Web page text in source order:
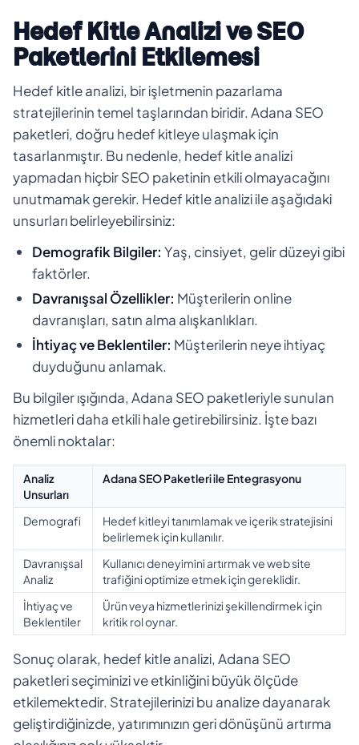
Hedef Kitle Analizi ve SEO
Paketlerini Etkilemesi
Hedef kitle analizi, bir işletmenin pazarlama
stratejilerinin temel taşlarından biridir. Adana SEO
paketleri, doğru hedef kitleye ulaşmak için
tasarlanmıştır. Bu nedenle, hedef kitle analizi
yapmadan hiçbir SEO paketinin etkili olmayacağını
unutmamak gerekir. Hedef kitle analizi ile aşağıdaki
unsurları belirleyebilirsiniz:
Demografik Bilgiler: Yaş, cinsiyet, gelir düzeyi gibi
faktörler.
Davranışsal Özellikler: Müşterilerin online
davranışları, satın alma alışkanlıkları.
İhtiyaç ve Beklentiler: Müşterilerin neye ihtiyaç
duyduğunu anlamak.
Bu bilgiler ışığında, Adana SEO paketleriyle sunulan
hizmetleri daha etkili hale getirebilirsiniz. İşte bazı
önemli noktalar:
Analiz
Unsurları
Adana SEO Paketleri ile Entegrasyonu
Demografi
Hedef kitleyi tanımlamak ve içerik stratejisini
belirlemek için kullanılır.
Davranışsal
Analiz
Kullanıcı deneyimini artırmak ve web site
trafiğini optimize etmek için gereklidir.
İhtiyaç ve
Beklentiler
Ürün veya hizmetlerinizi şekillendirmek için
kritik rol oynar.
Sonuç olarak, hedef kitle analizi, Adana SEO
paketleri seçiminizi ve etkinliğini büyük ölçüde
etkilemektedir. Stratejilerinizi bu analize dayanarak
geliştirdiğinizde, yatırımınızın geri dönüşünü artırma